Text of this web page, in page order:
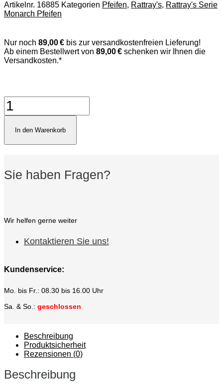
Artikelnr. 16885 Kategorien Pfeifen, Rattray's, Rattray's Serie
Monarch Pfeifen
Nur noch 89,00 € bis zur versandkostenfreien Lieferung!
Ab einem Bestellwert von 89,00 € schenken wir Ihnen die
Versandkosten.*
Rattray's
Monarch
Sandblast
Black
Black
In den Warenkorb
Sie haben Fragen?
Wir helfen gerne weiter
Kontaktieren Sie uns!
Kundenservice:
Mo. bis Fr.: 08.30 bis 16.00 Uhr
Sa. & So.: geschlossen
Beschreibung
Produktsicherheit
Rezensionen (0)
Beschreibung